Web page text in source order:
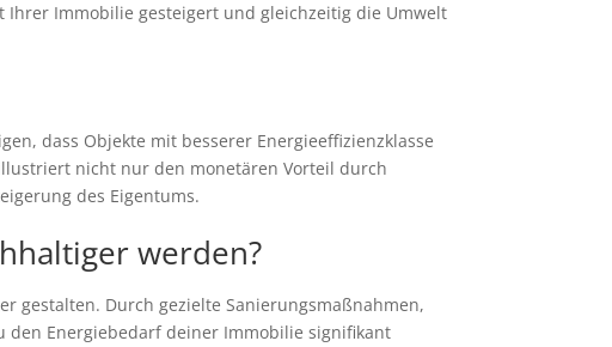
Ihrer Immobilie gesteigert und gleichzeitig die Umwelt
dass Objekte mit besserer Energieeffizienzklasse
nicht nur den monetären Vorteil durch
des Eigentums.
werden?
gestalten. Durch gezielte Sanierungsmaßnahmen,
den Energiebedarf deiner Immobilie signifikant